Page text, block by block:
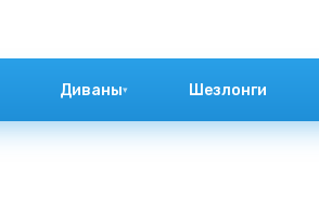
Диваны▾ Шезлонги